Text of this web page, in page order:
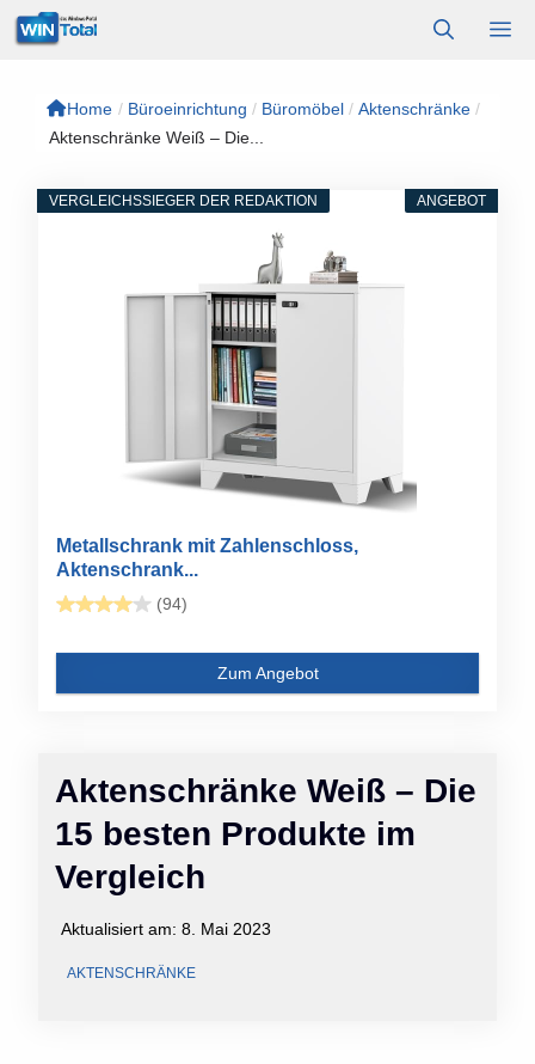
Zum
Inhalt
Home / Büroeinrichtung / Büromöbel / Aktenschränke /
Aktenschränke Weiß – Die...
Aktenschränke Weiß – Die
15 besten Produkte im
Vergleich
Aktualisiert am: 8. Mai 2023
AKTENSCHRÄNKE
ANGEBOT
VERGLEICHSSIEGER DER REDAKTION
Metallschrank mit Zahlenschloss,
Aktenschrank...
(94)
Zum Angebot